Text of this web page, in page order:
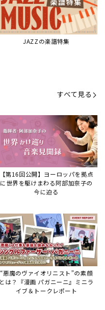
【第16回公開】ヨーロッパを拠点
に世界を駆けまわる阿部加奈子の
今に迫る
イブ＆トークレポート